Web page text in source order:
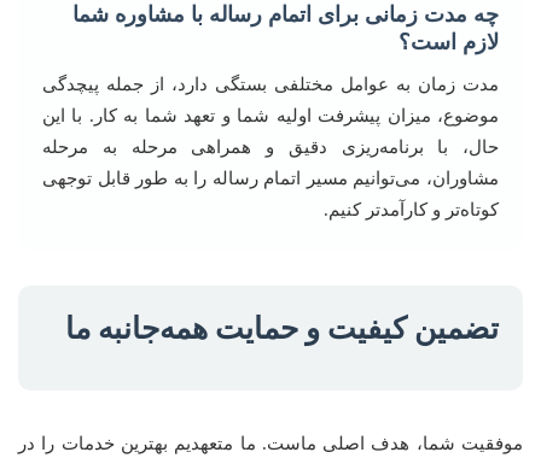
چه مدت زمانی برای اتمام رساله با مشاوره شما
لازم است؟
مدت زمان به عوامل مختلفی بستگی دارد، از جمله پیچدگی
موضوع، میزان پیشرفت اولیه شما و تعهد شما به کار. با این
حال، با برنامه‌ریزی دقیق و همراهی مرحله به مرحله
مشاوران، می‌توانیم مسیر اتمام رساله را به طور قابل توجهی
کوتاه‌تر و کارآمدتر کنیم.
تضمین کیفیت و حمایت همه‌جانبه ما
موفقیت شما، هدف اصلی ماست. ما متعهدیم بهترین خدمات را در